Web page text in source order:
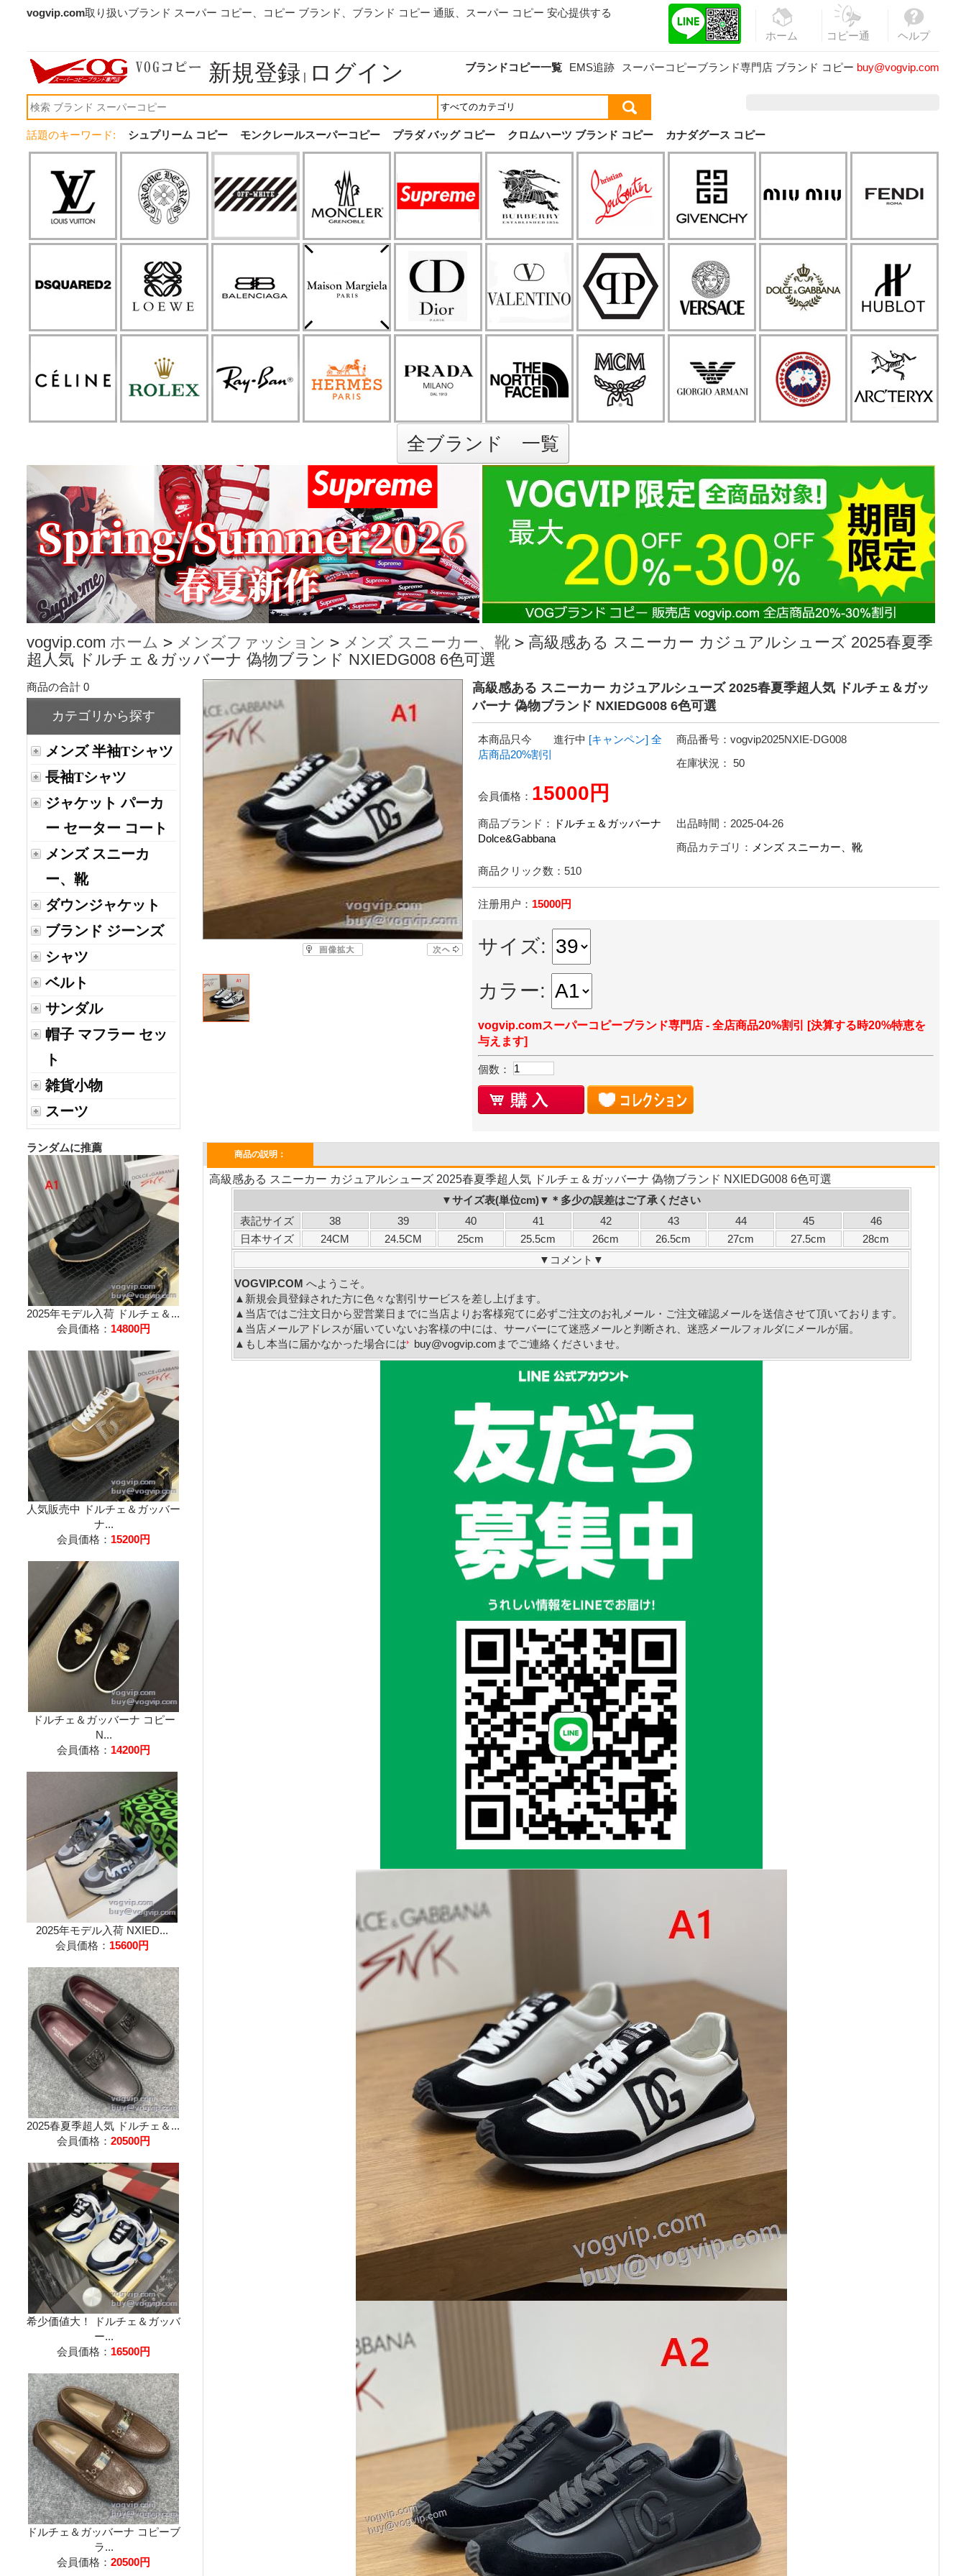
vogvip.com取り扱いブランド スーパー コピー、コピー ブランド、 ブランド コピー 通販
、スーパー コピー 安心提供する
ホーム
コピー通
ヘルプ
新規登録 | ログイン ブランドコピー一覧 EMS追跡 スーパーコピーブランド専門店 ブランド コピー buy@vogvip.com
話題のキーワード: シュプリーム コピー モンクレールスーパーコピー プラダ バッグ コピー クロムハーツ ブランド コピー カナダグース コピー
全ブランド 一覧
vogvip.com ホーム > メンズファッション > メンズ スニーカー、靴 > 高級感ある スニーカー カジュアルシューズ 2025春夏季
超人気 ドルチェ＆ガッバーナ 偽物ブランド NXIEDG008 6色可選
商品の合計 0
カテゴリから探す
メンズ 半袖Tシャツ
長袖Tシャツ
ジャケット パーカ
ー セーター コート
メンズ スニーカ
ー、靴
ダウンジャケット
ブランド ジーンズ
シャツ
ベルト
サンダル
帽子 マフラー セッ
ト
雑貨小物
スーツ
ランダムに推薦
2025年モデル入荷 ドルチェ＆...
会員価格： 14800円
人気販売中 ドルチェ＆ガッバー
ナ...
会員価格： 15200円
ドルチェ＆ガッバーナ コピー
N...
会員価格： 14200円
2025年モデル入荷 NXIED...
会員価格： 15600円
2025春夏季超人気 ドルチェ＆...
会員価格： 20500円
希少価値大！ ドルチェ＆ガッバ
ー...
会員価格： 16500円
ドルチェ＆ガッバーナ コピーブ
ラ...
会員価格： 20500円
高級感ある スニーカー カジュアルシューズ 2025春夏季超人気 ドルチェ＆ガッ
バーナ 偽物ブランド NXIEDG008 6色可選
本商品只今 進行中 [キャンペン] 全
店商品20%割引
商品番号： vogvip2025NXIE-DG008
在庫状況： 50
会員価格： 15000円
商品ブランド：
ドルチェ＆ガッバーナ
Dolce&Gabbana
出品時間： 2025-04-26
商品カテゴリ： メンズ スニーカー、靴
商品クリック数： 510
注册用户： 15000円
サイズ:
カラー:
vogvip.comスーパーコピーブランド専門店 - 全店商品20%割引 [決算する時20%特恵を
与えます]
個数：
商品の説明：
高級感ある スニーカー カジュアルシューズ 2025春夏季超人気 ドルチェ＆ガッバーナ 偽物ブランド NXIEDG008 6色可選
▼サイズ表(単位cm)▼＊多少の誤差はご了承ください
表記サイズ
38 39 40 41 42 43 44 45
46
日本サイズ
24CM 24.5CM 25cm 25.5cm 26cm 26.5cm 27cm 27.5cm
28cm
▼ コメント ▼
VOGVIP.COM へようこそ。
▲新規会員登録された方に色々な割引サービスを差し上げます。
▲当店ではご注文日から翌営業日までに当店よりお客様宛てに必ずご注文のお礼メール・ご注文確認メールを送信させて頂いております。
▲当店メールアドレスが届いていないお客様の中には、サーバーにて迷惑メールと判断され、迷惑メールフォルダにメールが届。
▲もし本当に届かなかった場合には
buy@vogvip.com までご連絡くださいませ。